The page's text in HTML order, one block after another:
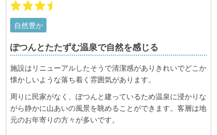
自然豊か
ぽつんとたたずむ温泉で自然を感じる
施設はリニューアルしたそうで清潔感がありきれいでどこか
懐かしいような落ち着く雰囲気があります。
周りに民家がなく、ぽつんと建っているため温泉に浸かりな
がら静かに山あいの風景を眺めることができます。客層は地
元のお年寄りの方々が多いです。